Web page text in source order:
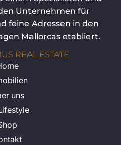
Mallorca
Mallorca kaufen
Mallorca
Mallorca
SIE UNS
Real Estate
Genova 4
de Mallorca
REGIONEN
Immobilien
Immobilien